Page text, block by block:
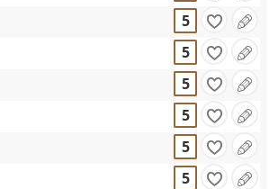
5
5
5
5
5
5